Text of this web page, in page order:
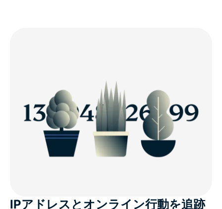
IPアドレスとオンライン行動を追跡